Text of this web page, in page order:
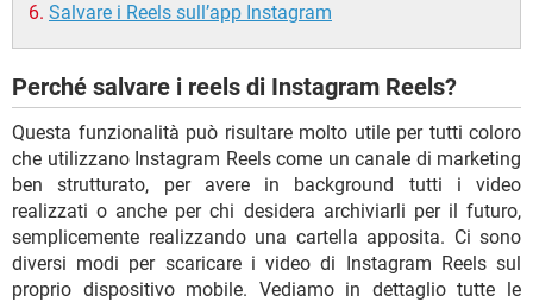
Salvare i Reels sull’app Instagram
Perché salvare i reels di Instagram Reels?
Questa funzionalità può risultare molto utile per tutti coloro
che utilizzano Instagram Reels come un canale di marketing
ben strutturato, per avere in background tutti i video
realizzati o anche per chi desidera archiviarli per il futuro,
semplicemente realizzando una cartella apposita. Ci sono
diversi modi per scaricare i video di Instagram Reels sul
proprio dispositivo mobile. Vediamo in dettaglio tutte le